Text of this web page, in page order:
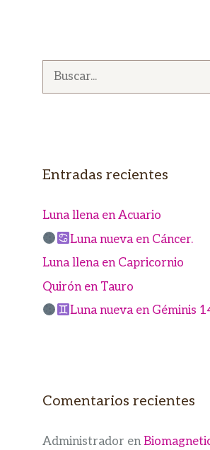
Buscar:
Entradas recientes
Luna llena en Acuario
Luna nueva en Cáncer.
Luna llena en Capricornio
Quirón en Tauro
Luna nueva en Géminis
Comentarios recientes
Administrador en